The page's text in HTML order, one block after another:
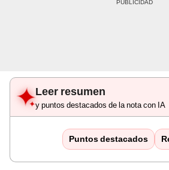
Leer resumen
y puntos destacados de la nota con IA
Puntos destacados